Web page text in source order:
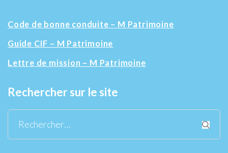
Code de bonne conduite – M Patrimoine
Guide CIF – M Patrimoine
Lettre de mission – M Patrimoine
Rechercher sur le site
Rechercher :